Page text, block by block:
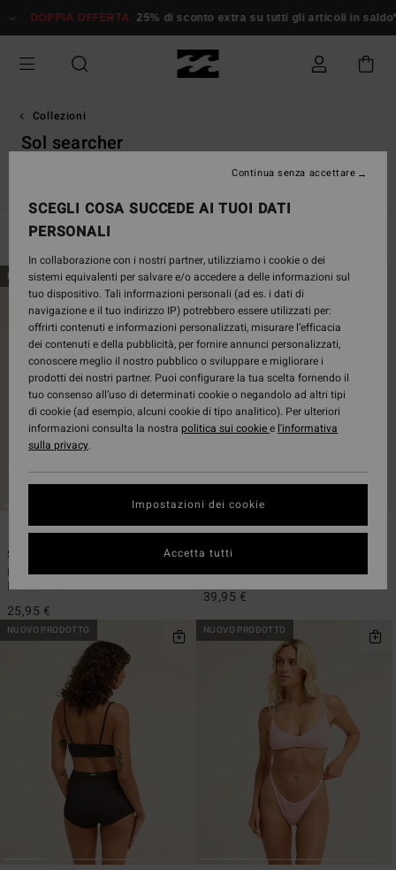
alla
griglie
prodotti
25% di sconto extra su tutti gli articoli in saldo* Donna
Collezioni
Sol searcher
Filtra e Ordina
Salta
ai
criteri
ricerca
Vai
a
visualizza
ordine
NUOVO PRODOTTO
ECO
Sol Searcher TS Tanga
Bottom bikini con nodo laterale
Marrone Donna
25,95 €
NUOVO PRODOTTO
1 ECO
Tanlines Tully Tube Top
Top bikini a fascia Nero Donna
39,95 €
NUOVO PRODOTTO NUOVO PRODOTTO
SCEGLI COSA SUCCEDE AI TUOI DATI
PERSONALI
In collaborazione con i nostri partner, utilizziamo i cookie o dei
sistemi equivalenti per salvare e/o accedere a delle informazioni sul
tuo dispositivo. Tali informazioni personali (ad es. i dati di
navigazione e il tuo indirizzo IP) potrebbero essere utilizzati per:
offrirti contenuti e informazioni personalizzati, misurare l’efficacia
dei contenuti e della pubblicità, per fornire annunci personalizzati,
conoscere meglio il nostro pubblico o sviluppare e migliorare i
prodotti dei nostri partner. Puoi configurare la tua scelta fornendo il
tuo consenso all’uso di determinati cookie o negandolo ad altri tipi
di cookie (ad esempio, alcuni cookie di tipo analitico). Per ulteriori
informazioni consulta la nostra politica sui cookiee l'informativa
sulla privacy.
Impostazioni dei cookie
Continua senza accettare
Accetta tutti